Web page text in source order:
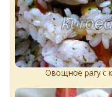
Овощное рагу с